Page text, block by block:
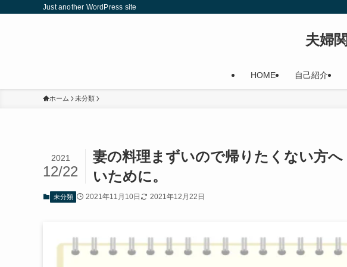
Just another WordPress site
夫婦
HOME 自己紹介
ホーム 未分類
妻の料理まずいので帰りたくない方
いために。
2021
12/22
未分類 2021年11月10日 2021年12月22日